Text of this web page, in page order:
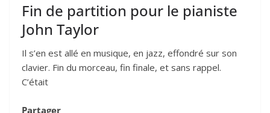
Fin de partition pour le pianiste
John Taylor
Il s’en est allé en musique, en jazz, effon­dré sur son
cla­vier. Fin du mor­ceau, fin finale, et sans rap­pel.
C’était
Partager